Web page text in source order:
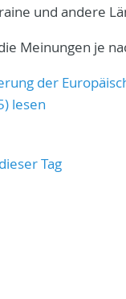
und andere
Meinungen je
der
lesen
Tag